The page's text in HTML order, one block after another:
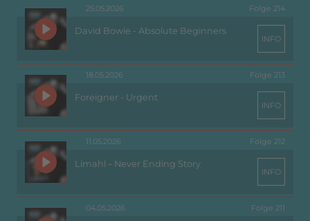
25.05.2026 Folge 214
David Bowie - Absolute Beginners
INFO
18.05.2026 Folge 213
Foreigner - Urgent
INFO
11.05.2026 Folge 212
Limahl – Never Ending Story
INFO
04.05.2026 Folge 211